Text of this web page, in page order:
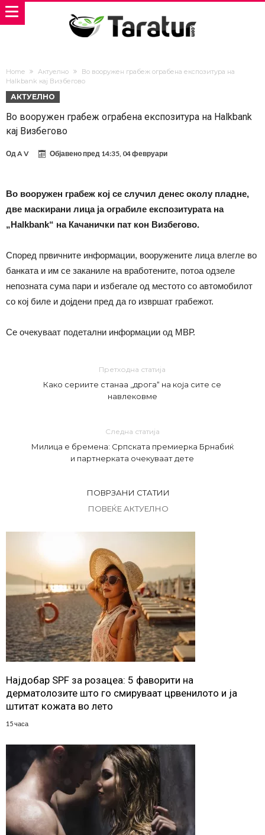
Home Актуелно
Во вооружен грабеж ограбена експозитура на
Halkbank кај Визбегово
АКТУЕЛНО
Во вооружен грабеж ограбена експозитура на Halkbank
кај Визбегово
ОдA V Објавено пред 14:35, 04 февруари
Во вооружен грабеж кој се случил денес околу пладне,
две маскирани лица ја ограбиле експозитурата на
„Halkbank“ на Качанички пат кон Визбегово.
Според првичните информации, вооружените лица влегле во
банката и им се заканиле на вработените, потоа одзеле
непозната сума пари и избегале од местото со автомобилот
со кој биле и дојдени пред да го извршат грабежот.
Се очекуваат подетални информации од МВР.
Претходна статија
Како сериите станаа „дрога“ на која сите се
навлековме
Следна статија
Милица е бремена: Српската премиерка Брнабиќ
и партнерката очекуваат дете
ПОВРЗАНИ СТАТИИ
ПОВЕЌЕ АКТУЕЛНО
Најдобар SPF за розацеа: 5 фаворити на
дерматолозите што го смируваат црвенилото и ја
штитат кожата во лето
15 часа